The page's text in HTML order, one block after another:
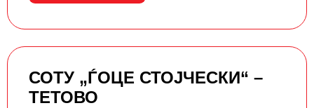
СОТУ „ЃОЦЕ СТОЈЧЕСКИ“ –
ТЕТОВО